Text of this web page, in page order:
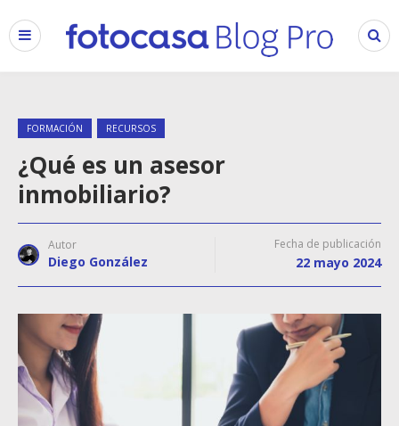
FORMACIÓN RECURSOS
¿Qué es un asesor
inmobiliario?
Autor
Diego González
Fecha de publicación
22 mayo 2024